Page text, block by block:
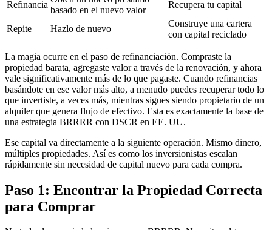
Refinancia
basado en el nuevo valor
Recupera tu capital
Repite Hazlo de nuevo
Construye una cartera
con capital reciclado
La magia ocurre en el paso de refinanciación. Compraste la
propiedad barata, agregaste valor a través de la renovación, y ahora
vale significativamente más de lo que pagaste. Cuando refinancias
basándote en ese valor más alto, a menudo puedes recuperar todo lo
que invertiste, a veces más, mientras sigues siendo propietario de un
alquiler que genera flujo de efectivo. Esta es exactamente la base de
una estrategia BRRRR con DSCR en EE. UU.
Ese capital va directamente a la siguiente operación. Mismo dinero,
múltiples propiedades. Así es como los inversionistas escalan
rápidamente sin necesidad de capital nuevo para cada compra.
Paso 1: Encontrar la Propiedad Correcta
para Comprar